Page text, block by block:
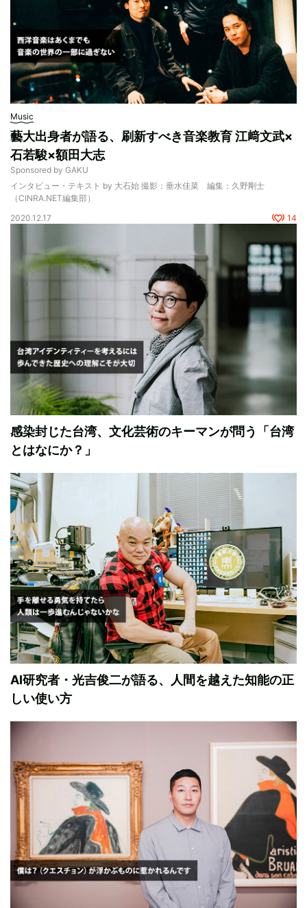
Music
藝大出身者が語る、刷新すべき音楽教育 江﨑文武×
石若駿×額田大志
Sponsored by GAKU
インタビュー・テキスト by 大石始 撮影：垂水佳菜 編集：久野剛士
（CINRA.NET編集部）
2020.12.17
14
感染封じた台湾、文化芸術のキーマンが問う「台湾
とはなにか？」
AI研究者・光吉俊二が語る、人間を越えた知能の正
しい使い方